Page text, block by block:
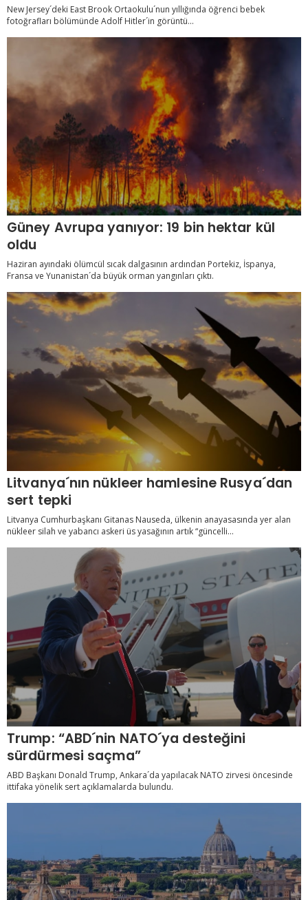
New Jersey´deki East Brook Ortaokulu´nun yıllığında öğrenci bebek
fotoğrafları bölümünde Adolf Hitler´in görüntü...
Güney Avrupa yanıyor: 19 bin hektar kül
oldu
Haziran ayındaki ölümcül sıcak dalgasının ardından Portekiz, İspanya,
Fransa ve Yunanistan´da büyük orman yangınları çıktı.
Litvanya´nın nükleer hamlesine Rusya´dan
sert tepki
Litvanya Cumhurbaşkanı Gitanas Nauseda, ülkenin anayasasında yer alan
nükleer silah ve yabancı askeri üs yasağının artık “güncelli...
Trump: “ABD´nin NATO´ya desteğini
sürdürmesi saçma”
ABD Başkanı Donald Trump, Ankara´da yapılacak NATO zirvesi öncesinde
ittifaka yönelik sert açıklamalarda bulundu.